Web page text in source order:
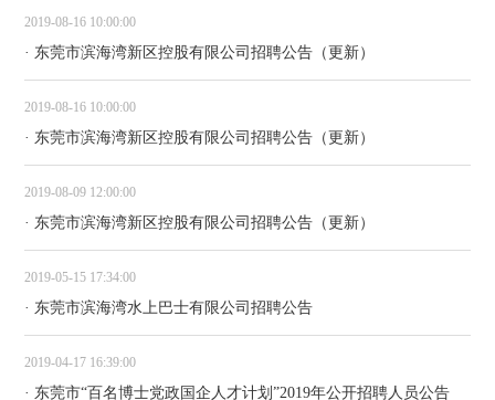
2019-08-16 10:00:00
· 东莞市滨海湾新区控股有限公司招聘公告（更新）
2019-08-16 10:00:00
· 东莞市滨海湾新区控股有限公司招聘公告（更新）
2019-08-09 12:00:00
· 东莞市滨海湾新区控股有限公司招聘公告（更新）
2019-05-15 17:34:00
· 东莞市滨海湾水上巴士有限公司招聘公告
2019-04-17 16:39:00
· 东莞市“百名博士党政国企人才计划”2019年公开招聘人员公告